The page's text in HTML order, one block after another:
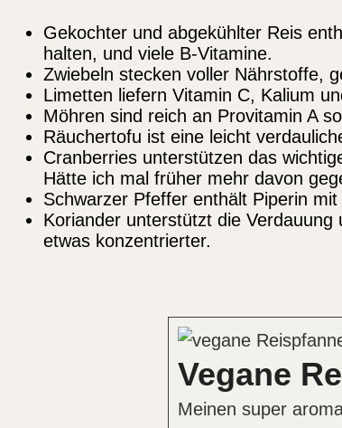
Gekochter und abgekühlter Reis
halten, und viele B-Vitamine.
Zwiebeln stecken voller Nährstoffe,
Limetten liefern Vitamin C, Kalium
Möhren sind reich an Provitamin A
Räuchertofu ist eine leicht
Cranberries unterstützen das
Hätte ich mal früher mehr davon
Schwarzer Pfeffer enthält Piperin
Koriander unterstützt die
etwas konzentrierter.
Vegane
Meinen super